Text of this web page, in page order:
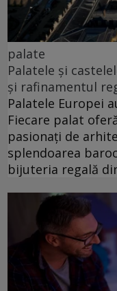
palate
Palatele și
și rafinamentul
Palatele Europei
Fiecare palat
pasionați de
splendoarea
bijuteria regală